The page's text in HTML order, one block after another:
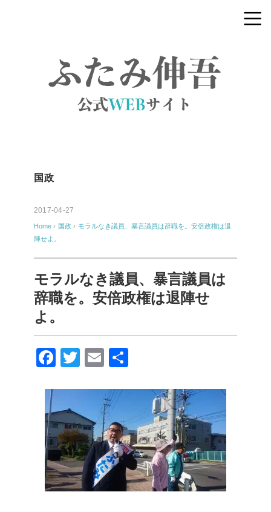
国政
2017-04-27
Home › 国政 › モラルなき議員、暴言議員は辞職を。安倍政権は退
陣せよ。
モラルなき議員、暴言議員は
辞職を。安倍政権は退陣せ
よ。
F
c
e
b
o
o
k
T
tt
er
E
ail